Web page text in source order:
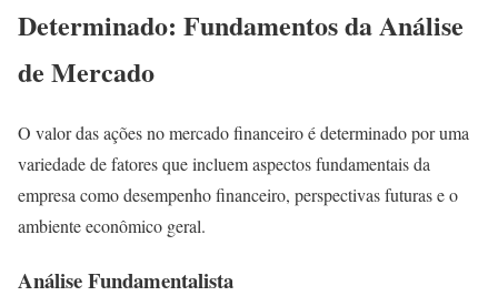
Determinado: Fundamentos da Análise
de Mercado
O valor das ações no mercado financeiro é determinado por uma
variedade de fatores que incluem aspectos fundamentais da
empresa como desempenho financeiro, perspectivas futuras e o
ambiente econômico geral.
Análise Fundamentalista